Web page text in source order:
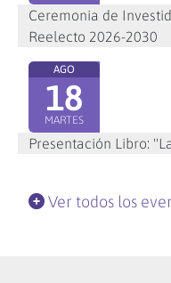
Ceremonia de
Reelecto 2026-2030
AGO
18
MARTES
Presentación Libro:
Ver todos los